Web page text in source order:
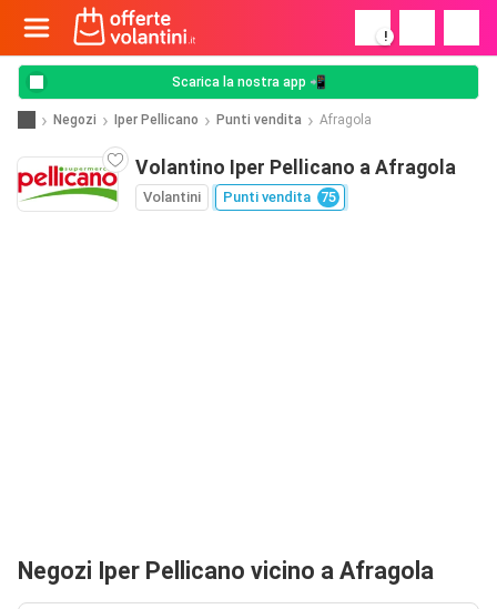
!
Scarica la nostra app 📲
Negozi Iper Pellicano Punti vendita Afragola
Volantino Iper Pellicano a Afragola
Volantini Punti vendita 75
Negozi Iper Pellicano vicino a Afragola